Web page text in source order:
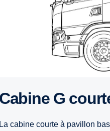
Cabine G
La cabine courte à pavillon